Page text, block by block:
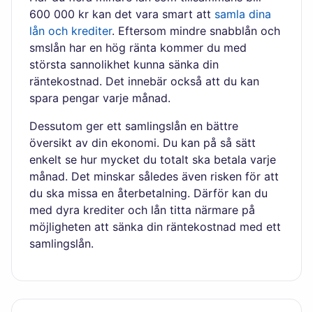
600 000 kr kan det vara smart att samla dina
lån och krediter. Eftersom mindre snabblån och
smslån har en hög ränta kommer du med
största sannolikhet kunna sänka din
räntekostnad. Det innebär också att du kan
spara pengar varje månad.
Dessutom ger ett samlingslån en bättre
översikt av din ekonomi. Du kan på så sätt
enkelt se hur mycket du totalt ska betala varje
månad. Det minskar således även risken för att
du ska missa en återbetalning. Därför kan du
med dyra krediter och lån titta närmare på
möjligheten att sänka din räntekostnad med ett
samlingslån.